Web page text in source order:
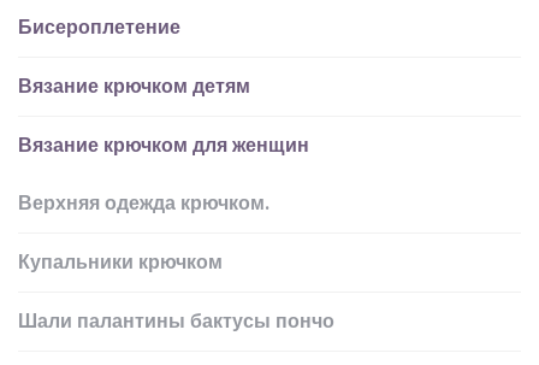
Бисероплетение
Вязание крючком детям
Вязание крючком для женщин
Верхняя одежда крючком.
Купальники крючком
Шали палантины бактусы пончо